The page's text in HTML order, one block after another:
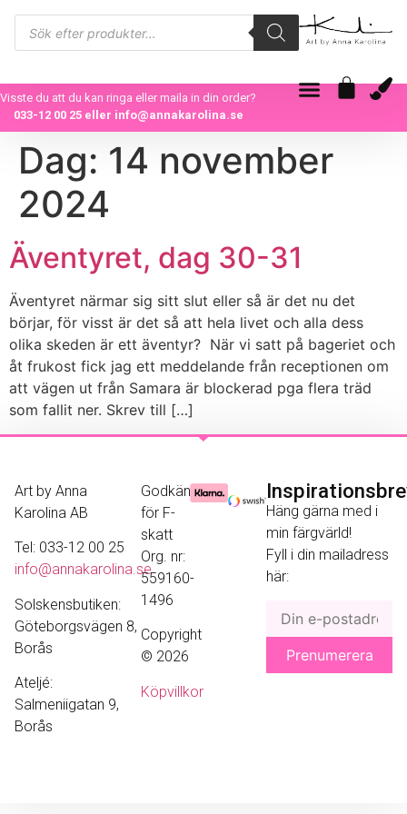
Visste du att du kan ringa eller maila in din order?
033-12 00 25eller info@annakarolina.se
Dag: 14 november
2024
Äventyret, dag 30-31
Äventyret närmar sig sitt slut eller så är det nu det
börjar, för visst är det så att hela livet och alla dess
olika skeden är ett äventyr? När vi satt på bageriet och
åt frukost fick jag ett meddelande från receptionen om
att vägen ut från Samara är blockerad pga flera träd
som fallit ner. Skrev till […]
Art by Anna
Karolina AB
Tel: 033-12 00 25
info@annakarolina.se
Solskensbutiken:
Göteborgsvägen 8,
Borås
Ateljé:
Salmeniigatan 9,
Borås
Godkänd
för F-
skatt
Org. nr:
559160-
1496
Copyright
© 2026
Köpvillkor
Häng gärna med i
min färgvärld!
Fyll i din mailadress
här: